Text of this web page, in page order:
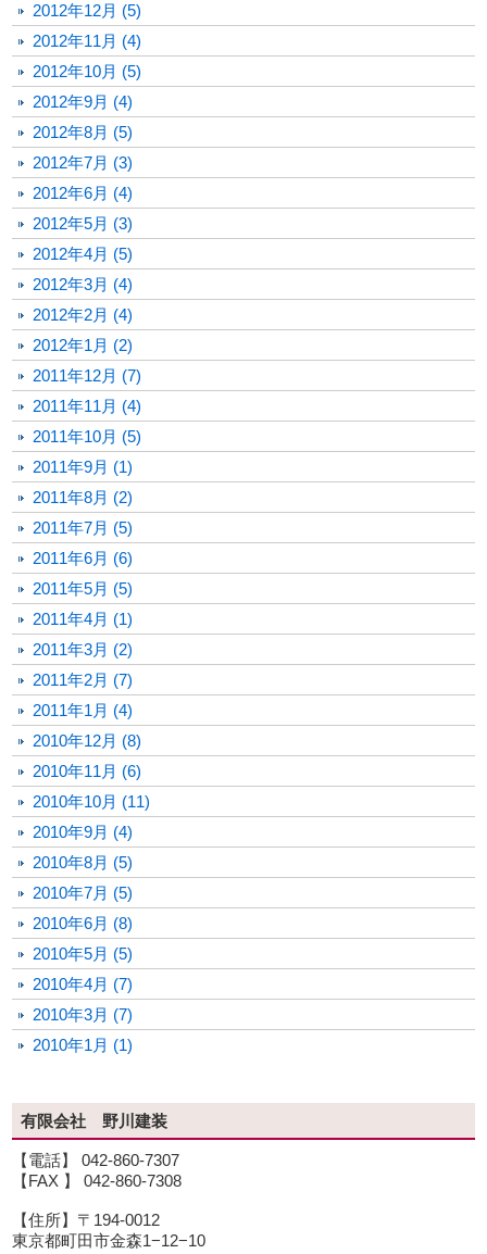
2012年12月 (5)
2012年11月 (4)
2012年10月 (5)
2012年9月 (4)
2012年8月 (5)
2012年7月 (3)
2012年6月 (4)
2012年5月 (3)
2012年4月 (5)
2012年3月 (4)
2012年2月 (4)
2012年1月 (2)
2011年12月 (7)
2011年11月 (4)
2011年10月 (5)
2011年9月 (1)
2011年8月 (2)
2011年7月 (5)
2011年6月 (6)
2011年5月 (5)
2011年4月 (1)
2011年3月 (2)
2011年2月 (7)
2011年1月 (4)
2010年12月 (8)
2010年11月 (6)
2010年10月 (11)
2010年9月 (4)
2010年8月 (5)
2010年7月 (5)
2010年6月 (8)
2010年5月 (5)
2010年4月 (7)
2010年3月 (7)
2010年1月 (1)
有限会社 野川建装
【電話】 042-860-7307
【FAX 】 042-860-7308
【住所】〒194-0012
東京都町田市金森1−12−10